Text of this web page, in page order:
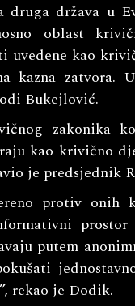
druga država u
oblast
uvedene kao
kazna zatvora.
Bukejlović.
zakonika
kao krivično
je predsjednik
protiv onih
putem
rekao je Dodik.